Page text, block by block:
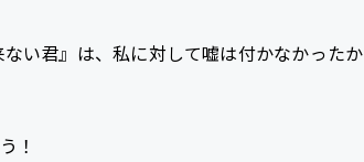
い君』は、私に対して嘘は付かなかった
！